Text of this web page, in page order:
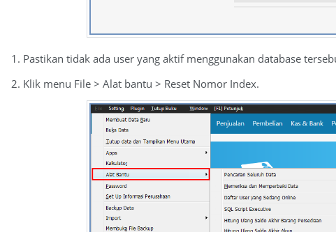
1. Pastikan tidak ada user yang aktif menggunakan database
2. Klik menu File > Alat bantu > Reset Nomor Index.